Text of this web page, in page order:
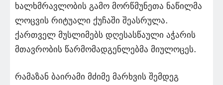
ხალხმრავლობის გამო მორწმუნეთა ნაწილმა
ლოცვის რიტუალი ქუჩაში შეასრულა.
ქართველ მუსლიმებს დღესასწაული აჭარის
მთავრობის წარმომადგენლებმა მიულოცეს.
რამაზან ბაირამი მძიმე მარხვის შემდეგ